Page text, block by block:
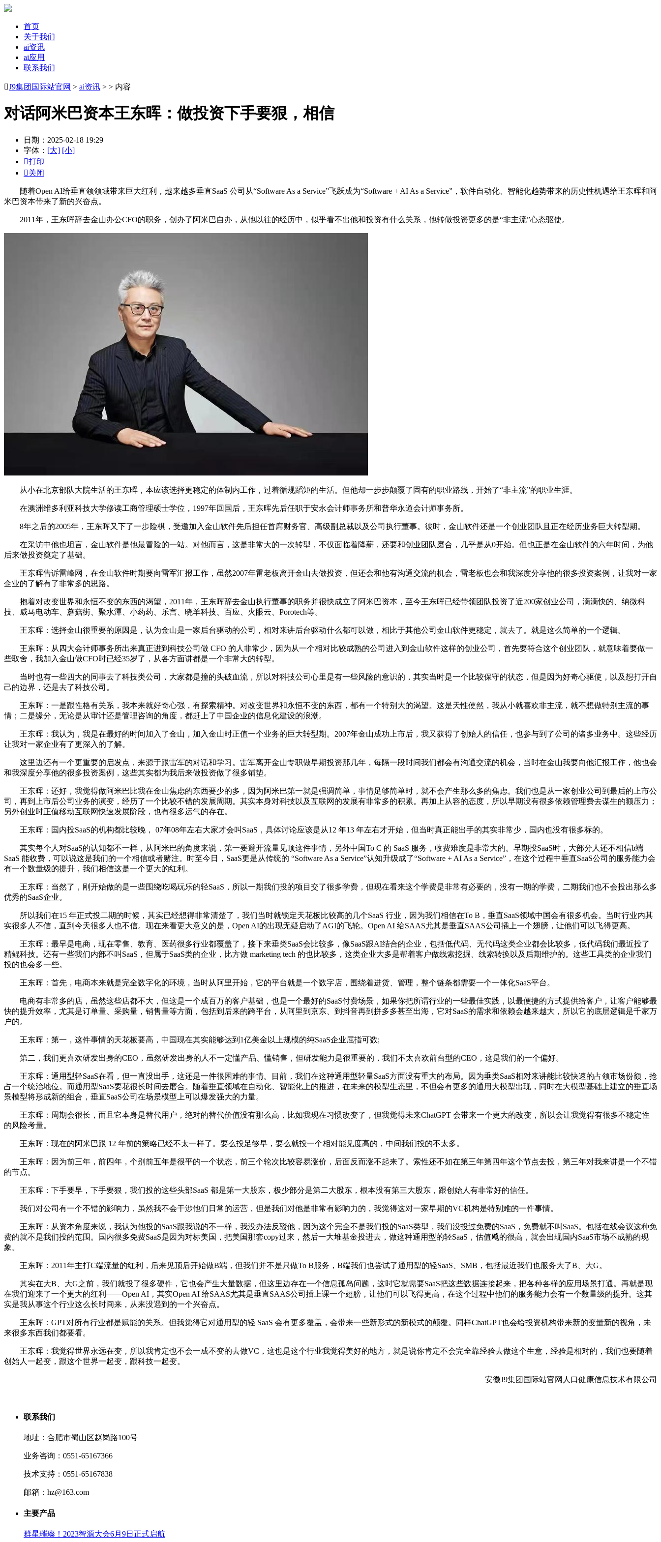
首页
关于我们
ai资讯
ai应用
联系我们
J9集团国际站官网 > ai资讯 > > 内容
对话阿米巴资本王东晖：做投资下手要狠，相信
日期：2025-02-18 19:29
字体： [大] [小]
打印
关闭
随着Open AI给垂直领领域带来巨大红利，越来越多垂直SaaS 公司从“Software As a Service”飞跃成为“Software + AI As a Service”，软件自动化、智能化趋势带来的历史性机遇给王东晖和阿
米巴资本带来了新的兴奋点。
2011年，王东晖辞去金山办公CFO的职务，创办了阿米巴自办，从他以往的经历中，似乎看不出他和投资有什么关系，他转做投资更多的是“非主流”心态驱使。
从小在北京部队大院生活的王东晖，本应该选择更稳定的体制内工作，过着循规蹈矩的生活。但他却一步步颠覆了固有的职业路线，开始了“非主流”的职业生涯。
在澳洲维多利亚科技大学修读工商管理硕士学位，1997年回国后，王东晖先后任职于安永会计师事务所和普华永道会计师事务所。
8年之后的2005年，王东晖又下了一步险棋，受邀加入金山软件先后担任首席财务官、高级副总裁以及公司执行董事。彼时，金山软件还是一个创业团队且正在经历业务巨大转型期。
在采访中他也坦言，金山软件是他最冒险的一站。对他而言，这是非常大的一次转型，不仅面临着降薪，还要和创业团队磨合，几乎是从0开始。但也正是在金山软件的六年时间，为他
后来做投资奠定了基础。
王东晖告诉雷峰网，在金山软件时期要向雷军汇报工作，虽然2007年雷老板离开金山去做投资，但还会和他有沟通交流的机会，雷老板也会和我深度分享他的很多投资案例，让我对一家
企业的了解有了非常多的思路。
抱着对改变世界和永恒不变的东西的渴望，2011年，王东晖辞去金山执行董事的职务并很快成立了阿米巴资本，至今王东晖已经带领团队投资了近200家创业公司，滴滴快的、纳微科
技、威马电动车、蘑菇街、聚水潭、小药药、乐言、晓羊科技、百应、火眼云、Porotech等。
王东晖：选择金山很重要的原因是，认为金山是一家后台驱动的公司，相对来讲后台驱动什么都可以做，相比于其他公司金山软件更稳定，就去了。就是这么简单的一个逻辑。
王东晖：从四大会计师事务所出来真正进到科技公司做 CFO 的人非常少，因为从一个相对比较成熟的公司进入到金山软件这样的创业公司，首先要符合这个创业团队，就意味着要做一
些取舍，我加入金山做CFO时已经35岁了，从各方面讲都是一个非常大的转型。
当时也有一些四大的同事去了科技类公司，大家都是撞的头破血流，所以对科技公司心里是有一些风险的意识的，其实当时是一个比较保守的状态，但是因为好奇心驱使，以及想打开自
己的边界，还是去了科技公司。
王东晖：一是跟性格有关系，我本来就好奇心强，有探索精神。对改变世界和永恒不变的东西，都有一个特别大的渴望。这是天性使然，我从小就喜欢非主流，就不想做特别主流的事
情；二是缘分，无论是从审计还是管理咨询的角度，都赶上了中国企业的信息化建设的浪潮。
王东晖：我认为，我是在最好的时间加入了金山，加入金山时正值一个业务的巨大转型期。2007年金山成功上市后，我又获得了创始人的信任，也参与到了公司的诸多业务中。这些经历
让我对一家企业有了更深入的了解。
这里边还有一个更重要的启发点，来源于跟雷军的对话和学习。雷军离开金山专职做早期投资那几年，每隔一段时间我们都会有沟通交流的机会，当时在金山我要向他汇报工作，他也会
和我深度分享他的很多投资案例，这些其实都为我后来做投资做了很多铺垫。
王东晖：还好，我觉得做阿米巴比我在金山焦虑的东西要少的多，因为阿米巴第一就是强调简单，事情足够简单时，就不会产生那么多的焦虑。我们也是从一家创业公司到最后的上市公
司，再到上市后公司业务的演变，经历了一个比较不错的发展周期。其实本身对科技以及互联网的发展有非常多的积累。再加上从容的态度，所以早期没有很多依赖管理费去谋生的额压力；
另外创业时正值移动互联网快速发展阶段，也有很多运气的存在。
王东晖：国内投SaaS的机构都比较晚， 07年08年左右大家才会叫SaaS，具体讨论应该是从12 年13 年左右才开始，但当时真正能出手的其实非常少，国内也没有很多标的。
其实每个人对SaaS的认知都不一样，从阿米巴的角度来说，第一要避开流量见顶这件事情，另外中国To C 的 SaaS 服务，收费难度是非常大的。早期投SaaS时，大部分人还不相信b端
SaaS 能收费，可以说这是我们的一个相信或者赌注。时至今日，SaaS更是从传统的 “Software As a Service”认知升级成了“Software + AI As a Service”，在这个过程中垂直SaaS公司的服务能力会
有一个数量级的提升，我们相信这是一个更大的红利。
王东晖：当然了，刚开始做的是一些围绕吃喝玩乐的轻SaaS，所以一期我们投的项目交了很多学费，但现在看来这个学费是非常有必要的，没有一期的学费，二期我们也不会投出那么多
优秀的SaaS企业。
所以我们在15 年正式投二期的时候，其实已经想得非常清楚了，我们当时就锁定天花板比较高的几个SaaS 行业，因为我们相信在To B，垂直SaaS领域中国会有很多机会。当时行业内其
实很多人不信，直到今天很多人也不信。现在来看更大意义的是，Open AI的出现无疑启动了AGI的飞轮。Open AI 给SAAS尤其是垂直SAAS公司插上一个翅膀，让他们可以飞得更高。
王东晖：最早是电商，现在零售、教育、医药很多行业都覆盖了，接下来垂类SaaS会比较多，像SaaS跟AI结合的企业，包括低代码、无代码这类企业都会比较多，低代码我们最近投了
精鲲科技。还有一些我们内部不叫SaaS，但属于SaaS类的企业，比方做 marketing tech 的也比较多，这类企业大多是帮着客户做线索挖掘、线索转换以及后期维护的。这些工具类的企业我们
投的也会多一些。
王东晖：首先，电商本来就是完全数字化的环境，当时从阿里开始，它的平台就是一个数字店，围绕着进货、管理，整个链条都需要一个一体化SaaS平台。
电商有非常多的店，虽然这些店都不大，但这是一个成百万的客户基础，也是一个最好的SaaS付费场景，如果你把所谓行业的一些最佳实践，以最便捷的方式提供给客户，让客户能够最
快的提升效率，尤其是订单量、采购量，销售量等方面，包括到后来的跨平台，从阿里到京东、到抖音再到拼多多甚至出海，它对SaaS的需求和依赖会越来越大，所以它的底层逻辑是千家万
户的。
王东晖：第一，这件事情的天花板要高，中国现在其实能够达到1亿美金以上规模的纯SaaS企业屈指可数;
第二，我们更喜欢研发出身的CEO，虽然研发出身的人不一定懂产品、懂销售，但研发能力是很重要的，我们不太喜欢前台型的CEO，这是我们的一个偏好。
王东晖：通用型轻SaaS在看，但一直没出手，这还是一件很困难的事情。目前，我们在这种通用型轻量SaaS方面没有重大的布局。因为垂类SaaS相对来讲能比较快速的占领市场份额，抢
占一个统治地位。而通用型SaaS要花很长时间去磨合。随着垂直领域在自动化、智能化上的推进，在未来的模型生态里，不但会有更多的通用大模型出现，同时在大模型基础上建立的垂直场
景模型将形成新的组合，垂直SaaS公司在场景模型上可以爆发强大的力量。
王东晖：周期会很长，而且它本身是替代用户，绝对的替代价值没有那么高，比如我现在习惯改变了，但我觉得未来ChatGPT 会带来一个更大的改变，所以会让我觉得有很多不稳定性
的风险考量。
王东晖：现在的阿米巴跟 12 年前的策略已经不太一样了。要么投足够早，要么就投一个相对能见度高的，中间我们投的不太多。
王东晖：因为前三年，前四年，个别前五年是很平的一个状态，前三个轮次比较容易涨价，后面反而涨不起来了。索性还不如在第三年第四年这个节点去投，第三年对我来讲是一个不错
的节点。
王东晖：下手要早，下手要狠，我们投的这些头部SaaS 都是第一大股东，极少部分是第二大股东，根本没有第三大股东，跟创始人有非常好的信任。
我们对公司有一个不错的影响力，虽然我不会干涉他们日常的运营，但是我们对他是非常有影响力的，我觉得这对一家早期的VC机构是特别难的一件事情。
王东晖：从资本角度来说，我认为他投的SaaS跟我说的不一样，我没办法反驳他，因为这个完全不是我们投的SaaS类型，我们没投过免费的SaaS，免费就不叫SaaS。包括在线会议这种免
费的就不是我们投的范围。国内很多免费SaaS是因为对标美国，把美国那套copy过来，然后一大堆基金投进去，做这种通用型的轻SaaS，估值飚的很高，就会出现国内SaaS市场不成熟的现
象。
王东晖：2011年主打C端流量的红利，后来见顶后开始做B端，但我们并不是只做To B服务，B端我们也尝试了通用型的轻SaaS、SMB，包括最近我们也服务大了B、大G。
其实在大B、大G之前，我们就投了很多硬件，它也会产生大量数据，但这里边存在一个信息孤岛问题，这时它就需要SaaS把这些数据连接起来，把各种各样的应用场景打通。再就是现
在我们迎来了一个更大的红利——Open AI，其实Open AI 给SAAS尤其是垂直SAAS公司插上课一个翅膀，让他们可以飞得更高，在这个过程中他们的服务能力会有一个数量级的提升。这其
实是我从事这个行业这么长时间来，从来没遇到的一个兴奋点。
王东晖：GPT对所有行业都是赋能的关系。但我觉得它对通用型的轻 SaaS 会有更多覆盖，会带来一些新形式的新模式的颠覆。同样ChatGPT也会给投资机构带来新的变量新的视角，未
来很多东西我们都要看。
王东晖：我觉得世界永远在变，所以我肯定也不会一成不变的去做VC，这也是这个行业我觉得美好的地方，就是说你肯定不会完全靠经验去做这个生意，经验是相对的，我们也要随着
创始人一起变，跟这个世界一起变，跟科技一起变。
安徽J9集团国际站官网人口健康信息技术有限公司
联系我们
地址：合肥市蜀山区赵岗路100号
业务咨询：0551-65167366
技术支持：0551-65167838
邮箱：hz@163.com
主要产品
群星璀璨！2023智源大会6月9日正式启航